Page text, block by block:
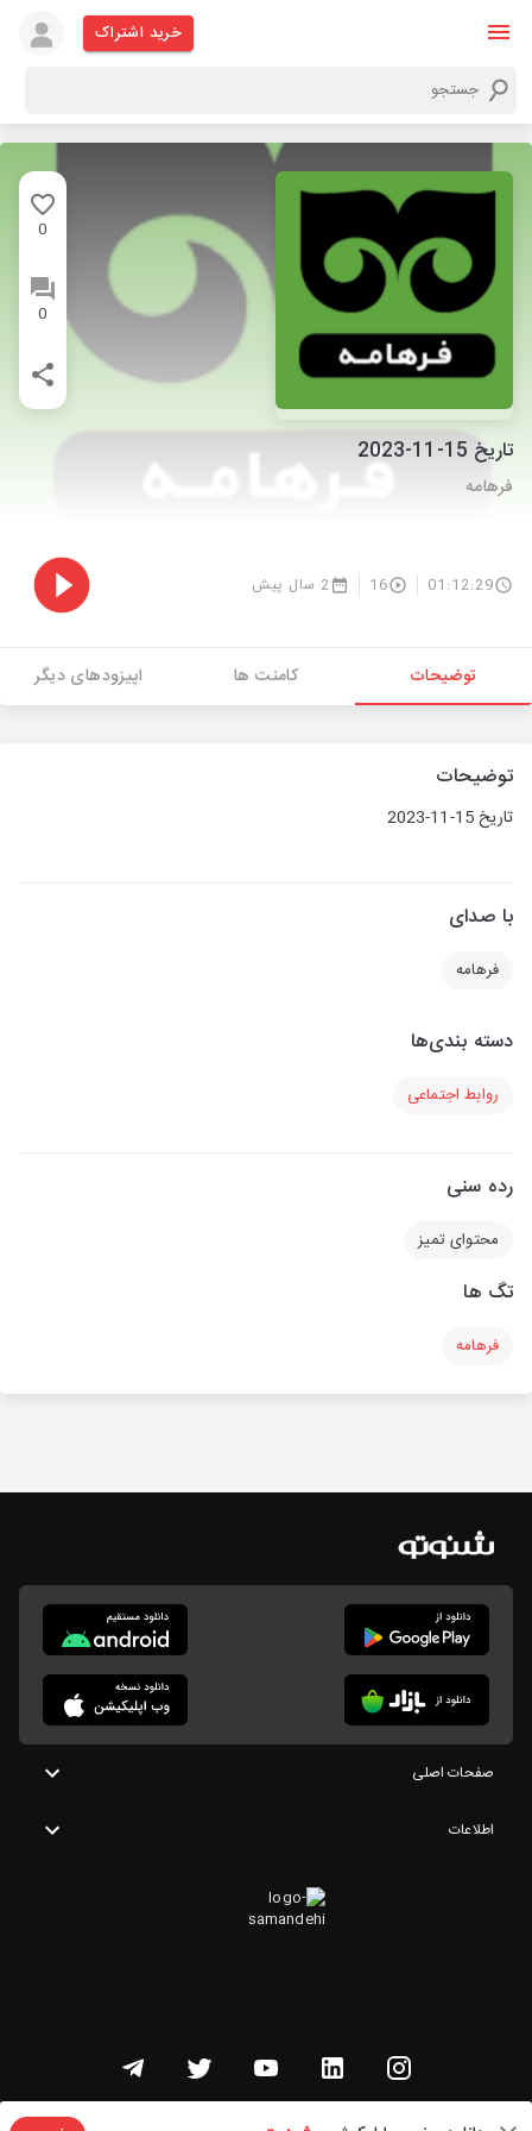
خرید اشتراک
0
0
تاریخ 15-11-2023
فرهامه
01:12:29
16 2 سال پیش
توضیحات کامنت ها اپیزودهای دیگر
توضیحات
تاریخ 15-11-2023
با صدای
فرهامه
دسته بندی‌ها
روابط اجتماعی
رده سنی
محتوای تمیز
تگ ها
فرهامه
صفحات اصلی
اطلاعات
تمامی حقوق این وبسایت متعلق به شنوتو است